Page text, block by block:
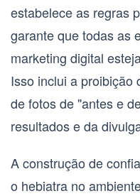
estabelece as regras
garante que todas as
marketing digital
Isso inclui a proibição
de fotos de "antes e
resultados e da
A construção de
o hebiatra no